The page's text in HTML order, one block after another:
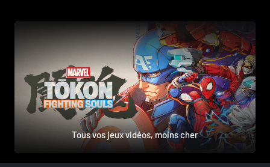
Tous vos jeux vidéos, moins cher